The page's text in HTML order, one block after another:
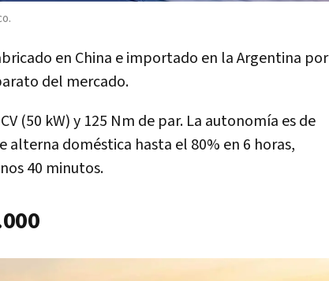
en China e importado en la Argentina por
del mercado.
(50 kW) y 125 Nm de par. La autonomía es de
alterna doméstica hasta el 80% en 6 horas,
40 minutos.